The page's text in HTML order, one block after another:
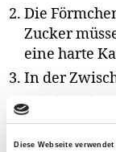
Diese Webseite
Die
Zucker
eine harte
In der
Milch und
verrühren,
Nun kommt